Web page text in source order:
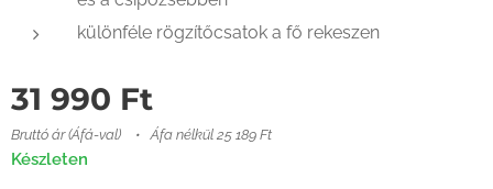
különféle rögzítőcsatok a fő rekeszen
31 990 Ft
Bruttó ár (Áfá-val) Áfa nélkül 25 189 Ft
Készleten